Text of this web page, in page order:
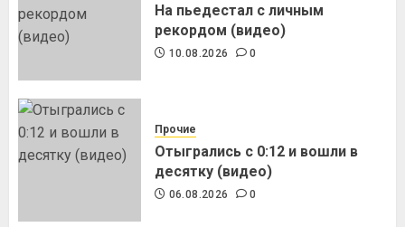
На пьедестал с личным
рекордом (видео)
10.08.2026 0
Прочие
Отыгрались с 0:12 и вошли в
десятку (видео)
06.08.2026 0